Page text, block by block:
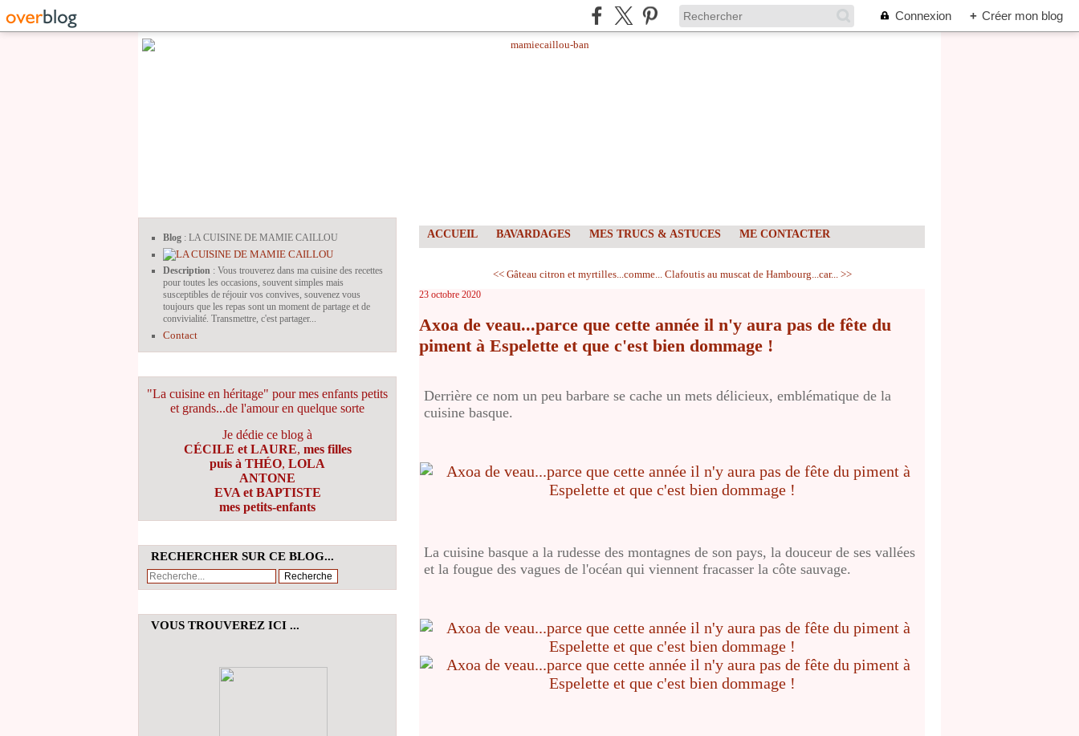
Connexion + Créer mon blog
Blog : LA CUISINE DE MAMIE CAILLOU
Description : Vous trouverez dans ma cuisine des recettes
pour toutes les occasions, souvent simples mais
susceptibles de réjouir vos convives, souvenez vous
toujours que les repas sont un moment de partage et de
convivialité. Transmettre, c'est partager...
Contact
"La cuisine en héritage" pour mes enfants petits
et grands...de l'amour en quelque sorte
Je dédie ce blog à
CÉCILE et LAURE, mes filles
puis à THÉO, LOLA
ANTONE
EVA et BAPTISTE
mes petits-enfants
RECHERCHER SUR CE BLOG...
VOUS TROUVEREZ ICI ...
ACCUEIL BAVARDAGES MES TRUCS & ASTUCES ME CONTACTER
<< Gâteau citron et myrtilles...comme... Clafoutis au muscat de Hambourg...car... >>
23 octobre 2020
Axoa de veau...parce que cette année il n'y aura pas de fête du
piment à Espelette et que c'est bien dommage !
Derrière ce nom un peu barbare se cache un mets délicieux, emblématique de la
cuisine basque.
La cuisine basque a la rudesse des montagnes de son pays, la douceur de ses vallées
et la fougue des vagues de l'océan qui viennent fracasser la côte sauvage.